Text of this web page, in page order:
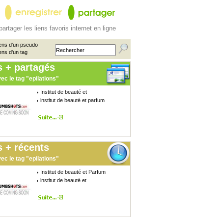
les liens favoris internet en ligne
d'un pseudo
d'un tag
+ partagés
le tag "epilations"
Institut de beauté et
institut de beauté et parfum
+ récents
le tag "epilations"
Institut de beauté et Parfum
institut de beauté et